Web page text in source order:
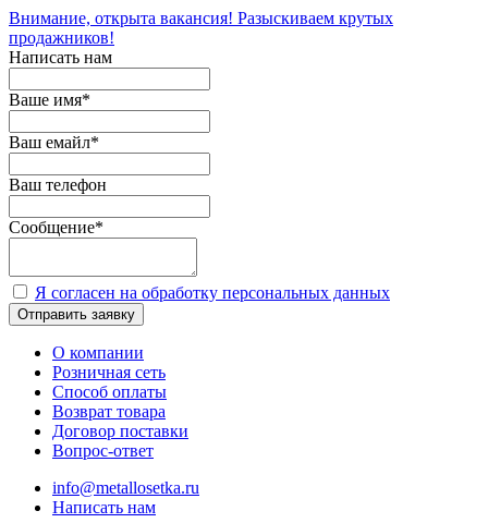
Внимание, открыта вакансия! Разыскиваем крутых
продажников!
Написать нам
Ваше имя*
Ваш емайл*
Ваш телефон
Сообщение*
Я согласен на обработку персональных данных
Отправить заявку
О компании
Розничная сеть
Способ оплаты
Возврат товара
Договор поставки
Вопрос-ответ
info@metallosetka.ru
Написать нам